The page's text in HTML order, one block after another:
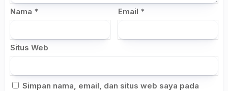
Nama * Email *
Situs Web
Simpan nama, email, dan situs web saya pada